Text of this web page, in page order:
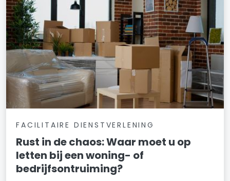
FACILITAIRE DIENSTVERLENING
Rust in de chaos: Waar moet u op
letten bij een woning- of
bedrijfsontruiming?